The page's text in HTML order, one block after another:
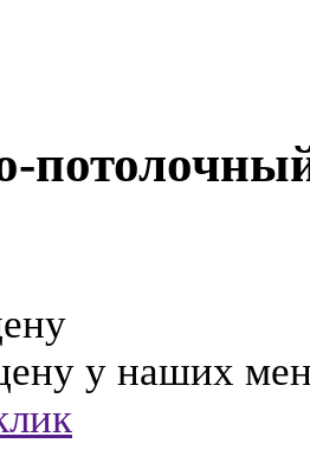
у наших